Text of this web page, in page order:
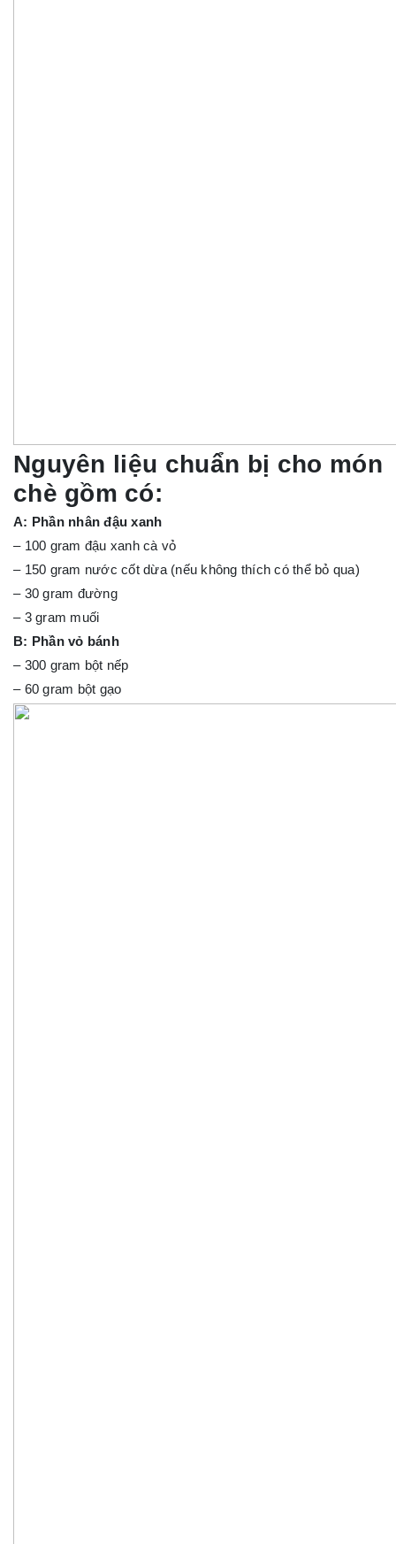
Nguyên liệu chuẩn bị cho món
chè gồm có:
A: Phần nhân đậu xanh
– 100 gram đậu xanh cà vỏ
– 150 gram nước cốt dừa (nếu không thích có thể bỏ qua)
– 30 gram đường
– 3 gram muối
B: Phần vỏ bánh
– 300 gram bột nếp
– 60 gram bột gạo